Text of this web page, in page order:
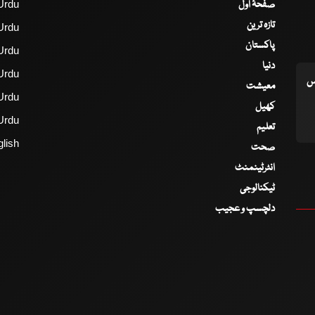
صفحۂ اول
تازہ ترین
پاکستان
دنیا
معیشت
کھیل
تعلیم
صحت
انٹرٹینمنٹ
ٹیکنالوجی
دلچسپ و عجیب